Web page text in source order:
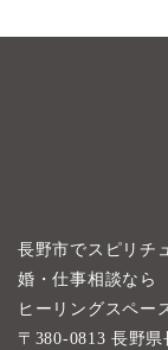
長野市でスピリチ
婚・仕事相談なら
ヒーリングスペー
〒380-0813 長野